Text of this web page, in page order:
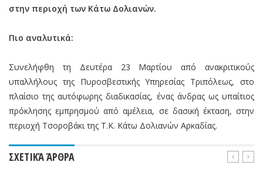
στην περιοχή των Κάτω Δολιανών.
Πιο αναλυτικά:
Συνελήφθη τη Δευτέρα 23 Μαρτίου από ανακριτικούς
υπαλλήλους της Πυροσβεστικής Υπηρεσίας Τριπόλεως, στο
πλαίσιο της αυτόφωρης διαδικασίας, ένας άνδρας ως υπαίτιος
πρόκλησης εμπρησμού από αμέλεια, σε δασική έκταση, στην
περιοχή Τσοροβάκι της Τ.Κ. Κάτω Δολιανών Αρκαδίας.
ΣΧΕΤΙΚΆ ΆΡΘΡΑ